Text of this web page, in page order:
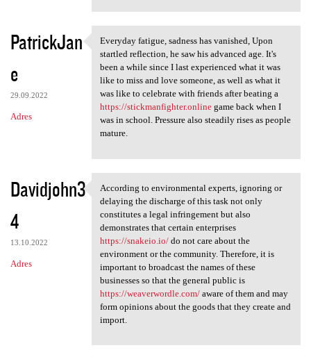
PatrickJan
e
29.09.2022
Adres
Everyday fatigue, sadness has
Everyday fatigue, sadness has vanished, Upon
startled reflection, he saw his advanced age. It's
been a while since I last experienced what it was
like to miss and love someone, as well as what it
was like to celebrate with friends after beating a
https://stickmanfighter.onlinegame back when I
was in school. Pressure also steadily rises as people
mature.
Davidjohn3
4
13.10.2022
Adres
According to environmental
According to environmental experts, ignoring or
delaying the discharge of this task not only
constitutes a legal infringement but also
demonstrates that certain enterprises
https://snakeio.io/do not care about the
environment or the community. Therefore, it is
important to broadcast the names of these
businesses so that the general public is
https://weaverwordle.com/aware of them and may
form opinions about the goods that they create and
import.